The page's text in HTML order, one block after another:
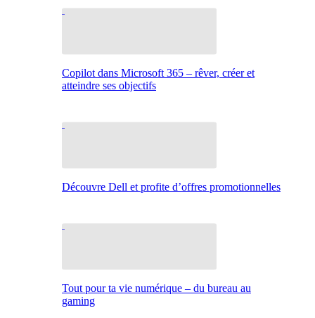
Copilot dans Microsoft 365 – rêver, créer et
atteindre ses objectifs
Découvre Dell et profite d’offres promotionnelles
Tout pour ta vie numérique – du bureau au
gaming